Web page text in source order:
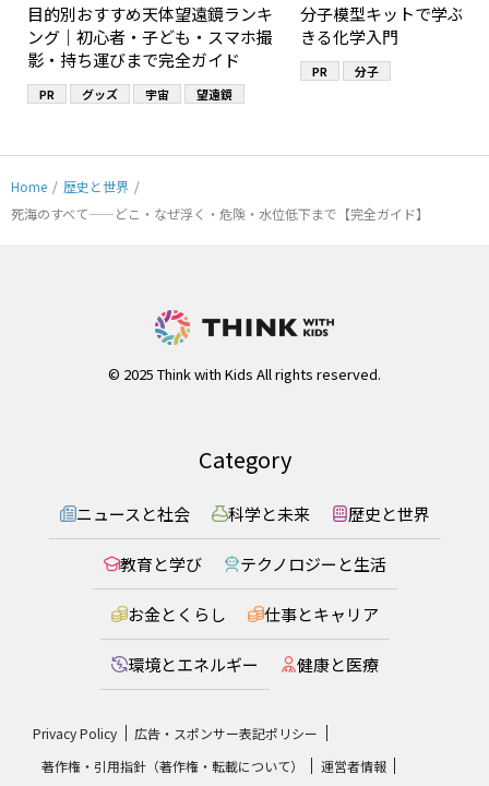
目的別おすすめ天体望遠鏡ランキ
ング｜初心者・子ども・スマホ撮
影・持ち運びまで完全ガイド
PR グッズ 宇宙 望遠鏡
分子模型キットで学ぶ！
きる化学入門
PR 分子
Home / 歴史と世界 /
死海のすべて——どこ・なぜ浮く・危険・水位低下まで【完全ガイド】
© 2025 Think with Kids All rights reserved.
Category
ニュースと社会 科学と未来 歴史と世界
教育と学び テクノロジーと生活
お金とくらし 仕事とキャリア
環境とエネルギー 健康と医療
Privacy Policy
広告・スポンサー表記ポリシー
著作権・引用指針（著作権・転載について）
運営者情報